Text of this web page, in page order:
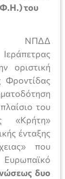
του
ΝΠΔΔ
οριστική
Φροντίδας
του
«Κρήτη»
ένταξης
που
δυο